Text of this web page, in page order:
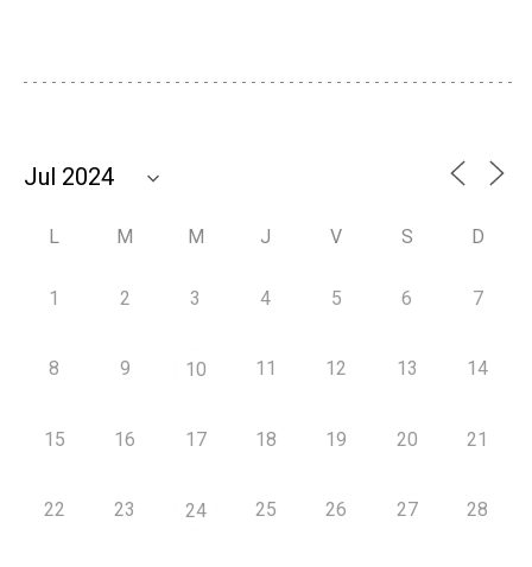
L M M J V S D
1 2 3 4 5 6 7
8 9 10 11 12 13 14
15 16 17 18 19 20 21
22 23 24 25 26 27 28